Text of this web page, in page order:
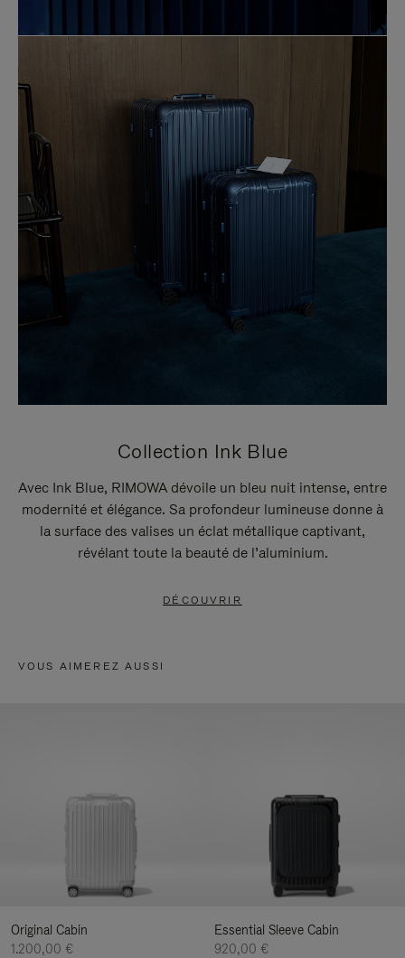
Collection Ink Blue
Avec Ink Blue, RIMOWA dévoile un bleu nuit intense, entre
modernité et élégance. Sa profondeur lumineuse donne à
la surface des valises un éclat métallique captivant,
révélant toute la beauté de l’aluminium.
DÉCOUVRIR
VOUS AIMEREZ AUSSI
Original Cabin
1.200,00 €
Essential Sleeve Cabin
920,00 €